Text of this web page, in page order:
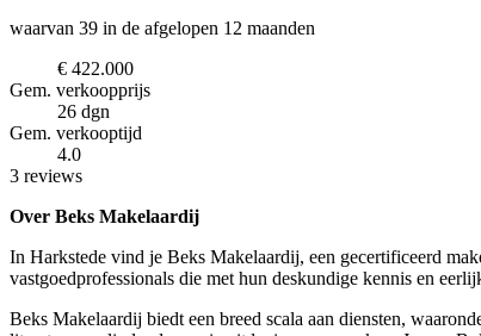
waarvan 39 in de afgelopen 12 maanden
€ 422.000
Gem. verkoopprijs
26 dgn
Gem. verkooptijd
4.0
3 reviews
Over Beks Makelaardij
In Harkstede vind je Beks Makelaardij, een gecertificeerd
vastgoedprofessionals die met hun deskundige kennis en
Beks Makelaardij biedt een breed scala aan diensten,